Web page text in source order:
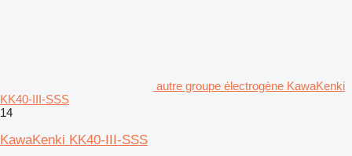
autre groupe électrogène KawaKenki
KK40-III-SSS
14
KawaKenki KK40-III-SSS